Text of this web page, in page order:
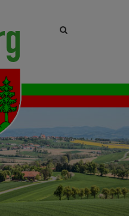
Site